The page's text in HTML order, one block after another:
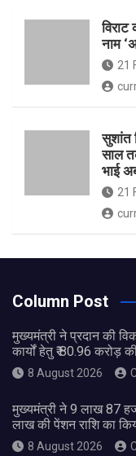
नाम
21
सुशांत
साल
भाई
21
Column Post
मुख्यमंत्री ने प्रदान की
कार्यों हेतु ₹ 80.96 करोड़
8 August 2026
मुख्यमंत्री ने 9 लाख 87
लाख की पेंशन राशि का
8 August 2026